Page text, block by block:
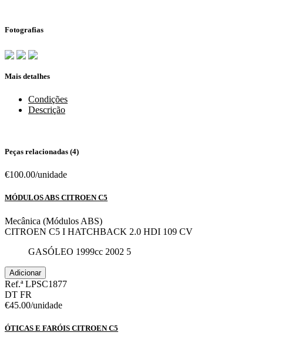
Fotografias
Mais detalhes
Condições
Descrição
Peças relacionadas (4)
€100.00/unidade
MÓDULOS ABS CITROEN C5
Mecânica (Módulos ABS)
CITROEN C5 I HATCHBACK 2.0 HDI 109 CV
GASÓLEO 1999cc 2002 5
Adicionar
Ref.ª LPSC1877
DT FR
€45.00/unidade
ÓTICAS E FARÓIS CITROEN C5